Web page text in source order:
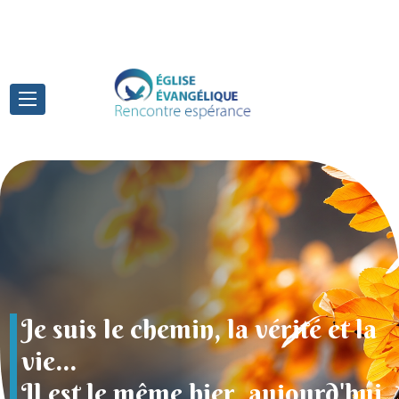
laaimé le monde
son Fils unique
croit en Lui,
Je suis le chemin, la vérité et la
vie...
a tant aimé le monde
donné son Fils unique
quiconque croit en Lui,